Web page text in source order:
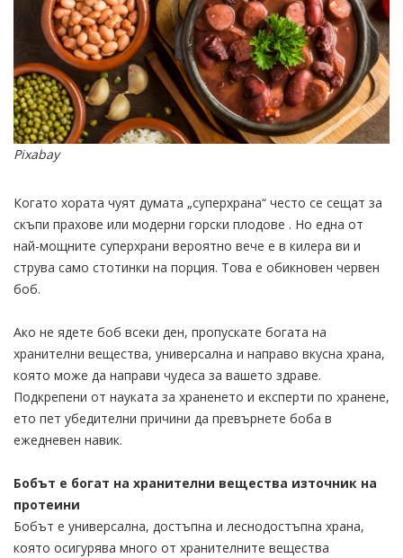
Pixabay
Когато хората чуят думата „суперхрана“ често се сещат за
скъпи прахове или модерни горски плодове . Но една от
най-мощните суперхрани вероятно вече е в килера ви и
струва само стотинки на порция. Това е обикновен червен
боб.
Ако не ядете боб всеки ден, пропускате богата на
хранителни вещества, универсална и направо вкусна храна,
която може да направи чудеса за вашето здраве.
Подкрепени от науката за храненето и експерти по хранене,
ето пет убедителни причини да превърнете боба в
ежедневен навик.
Бобът е богат на хранителни вещества източник на
протеини
Бобът е универсална, достъпна и леснодостъпна храна,
която осигурява много от хранителните вещества